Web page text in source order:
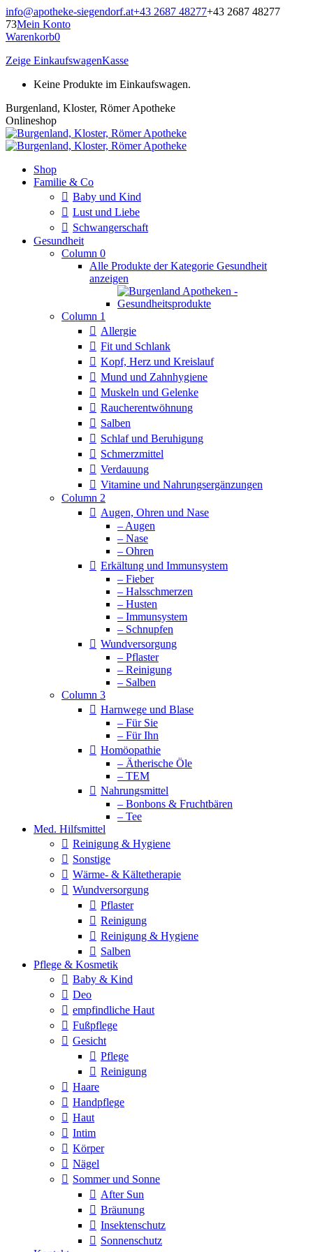
Zum
Inhalt
springen
info@apotheke-siegendorf.at+43 2687 48277+43 2687 48277
73Mein Konto
Warenkorb0
Zeige EinkaufswagenKasse
Keine Produkte im Einkaufswagen.
Burgenland, Kloster, Römer Apotheke
Onlineshop
Shop
Familie & Co
Baby und Kind
Lust und Liebe
Schwangerschaft
Gesundheit
Column 0
Alle Produkte der Kategorie Gesundheit
anzeigen
Column 1
Allergie
Fit und Schlank
Kopf, Herz und Kreislauf
Mund und Zahnhygiene
Muskeln und Gelenke
Raucherentwöhnung
Salben
Schlaf und Beruhigung
Schmerzmittel
Verdauung
Vitamine und Nahrungsergänzungen
Column 2
Augen, Ohren und Nase
– Augen
– Nase
– Ohren
Erkältung und Immunsystem
– Fieber
– Halsschmerzen
– Husten
– Immunsystem
– Schnupfen
Wundversorgung
– Pflaster
– Reinigung
– Salben
Column 3
Harnwege und Blase
– Für Sie
– Für Ihn
Homöopathie
– Ätherische Öle
– TEM
Nahrungsmittel
– Bonbons & Fruchtbären
– Tee
Med. Hilfsmittel
Reinigung & Hygiene
Sonstige
Wärme- & Kältetherapie
Wundversorgung
Pflaster
Reinigung
Reinigung & Hygiene
Salben
Pflege & Kosmetik
Baby & Kind
Deo
empfindliche Haut
Fußpflege
Gesicht
Pflege
Reinigung
Haare
Handpflege
Haut
Intim
Körper
Nägel
Sommer und Sonne
After Sun
Bräunung
Insektenschutz
Sonnenschutz